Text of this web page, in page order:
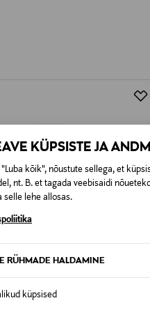
KÜPSISTE JA
"Luba kõik", nõustute sellega, et
nt. B. et tagada veebisaidi
selle lehe allosas.
RÜHMADE HALDAMINE
küpsised